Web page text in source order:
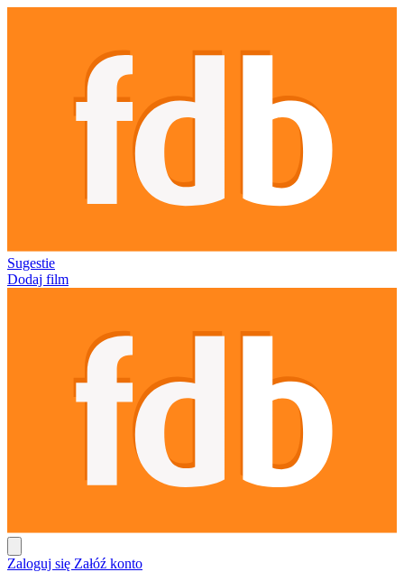
Sugestie
Dodaj film
Zaloguj się Załóź konto